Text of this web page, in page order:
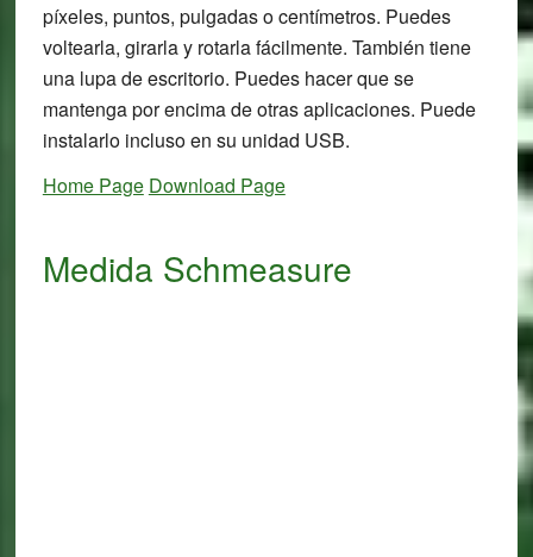
píxeles, puntos, pulgadas o centímetros. Puedes
voltearla, girarla y rotarla fácilmente. También tiene
una lupa de escritorio. Puedes hacer que se
mantenga por encima de otras aplicaciones. Puede
instalarlo incluso en su unidad USB.
Home Page Download Page
Medida Schmeasure